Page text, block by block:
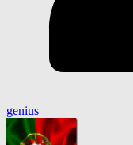
genius